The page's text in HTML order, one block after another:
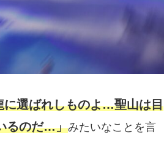
に選ばれしものよ…聖山は目
るのだ…」みたいなことを言